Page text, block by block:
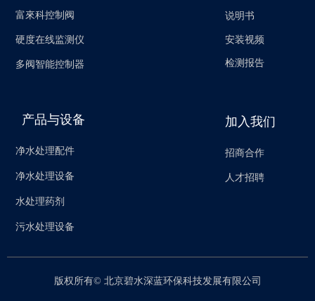
富來科控制阀
硬度在线监测仪
多阀智能控制器
产品与设备
净水处理配件
净水处理设备
水处理药剂
污水处理设备
说明书
安装视频
检测报告
加入我们
招商合作
人才招聘
版权所有© 北京碧水深蓝环保科技发展有限公司